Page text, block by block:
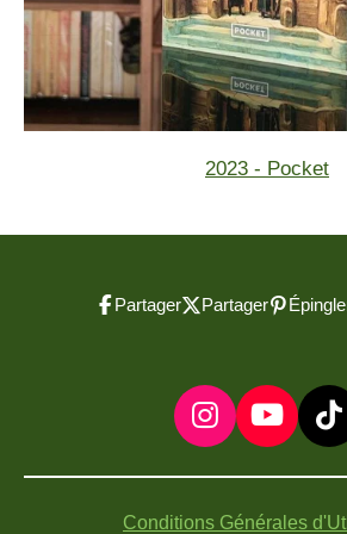
2023 - Pocket
Partager Partager
I
n
s
t
Y
o
u
T
T
i
k
T
Conditions Générales